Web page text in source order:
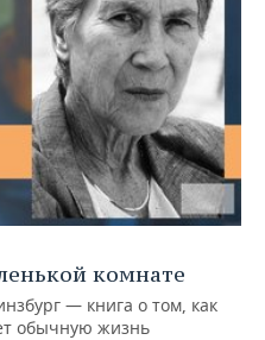
комнате
— книга о том, как
обычную жизнь